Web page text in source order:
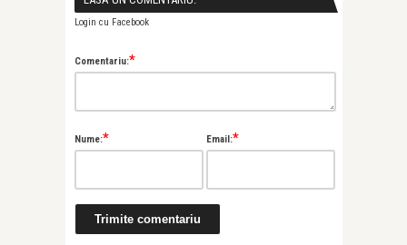
Login cu Facebook
Comentariu:*
Nume:* Email:*